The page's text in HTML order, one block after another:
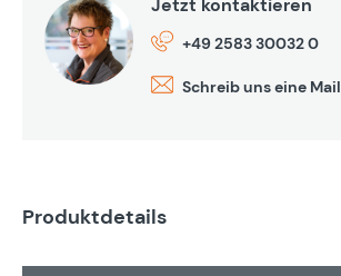
+49 2583 30032 0
Schreib uns eine Mail
Produktdetails